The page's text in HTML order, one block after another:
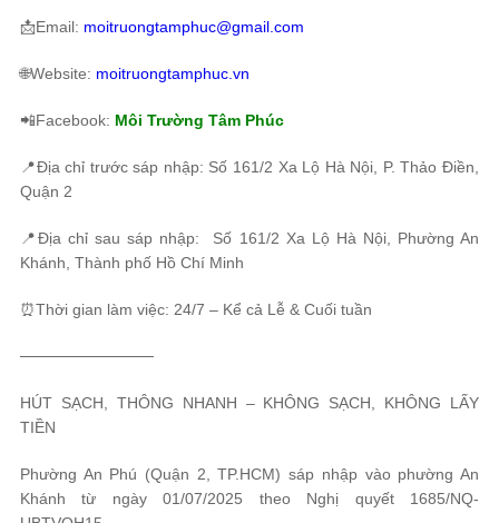
📩Email: moitruongtamphuc@gmail.com
🌐Website: moitruongtamphuc.vn
📲Facebook: Môi Trường Tâm Phúc
📍Địa chỉ trước sáp nhập: Số 161/2 Xa Lộ Hà Nội, P. Thảo Điền,
Quận 2
📍Địa chỉ sau sáp nhập: Số 161/2 Xa Lộ Hà Nội, Phường An
Khánh, Thành phố Hồ Chí Minh
⏰Thời gian làm việc: 24/7 – Kể cả Lễ & Cuối tuần
────────────
HÚT SẠCH, THÔNG NHANH – KHÔNG SẠCH, KHÔNG LẤY
TIỀN
Phường An Phú (Quận 2, TP.HCM) sáp nhập vào phường An
Khánh từ ngày 01/07/2025 theo Nghị quyết 1685/NQ-